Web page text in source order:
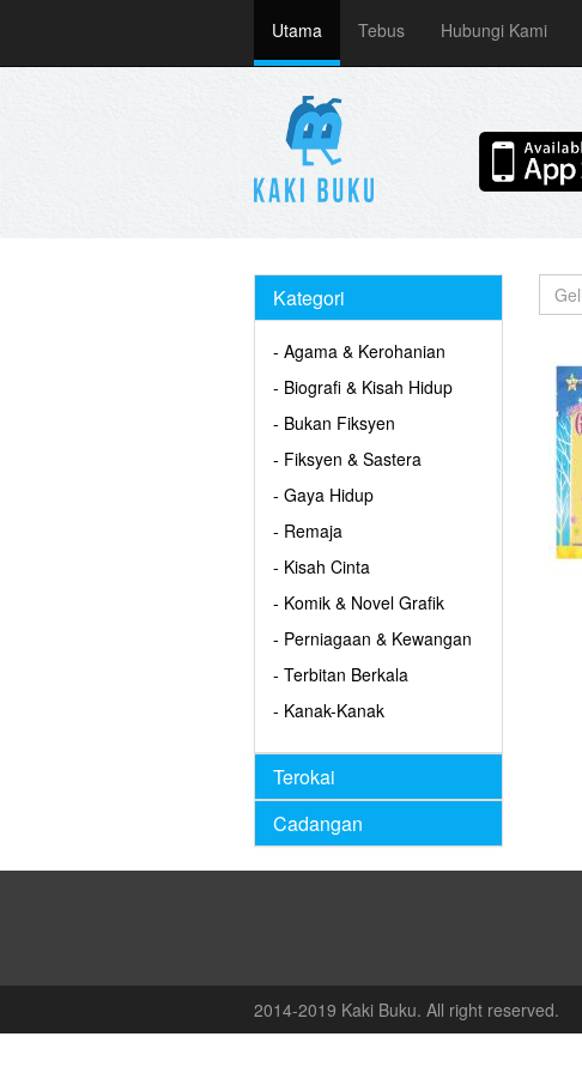
Utama Tebus Hubungi Kami
Kategori
- Agama & Kerohanian
- Biografi & Kisah Hidup
- Bukan Fiksyen
- Fiksyen & Sastera
- Gaya Hidup
- Remaja
- Kisah Cinta
- Komik & Novel Grafik
- Perniagaan & Kewangan
- Terbitan Berkala
- Kanak-Kanak
Terokai
Cadangan
2014-2019 Kaki Buku. All right reserved.